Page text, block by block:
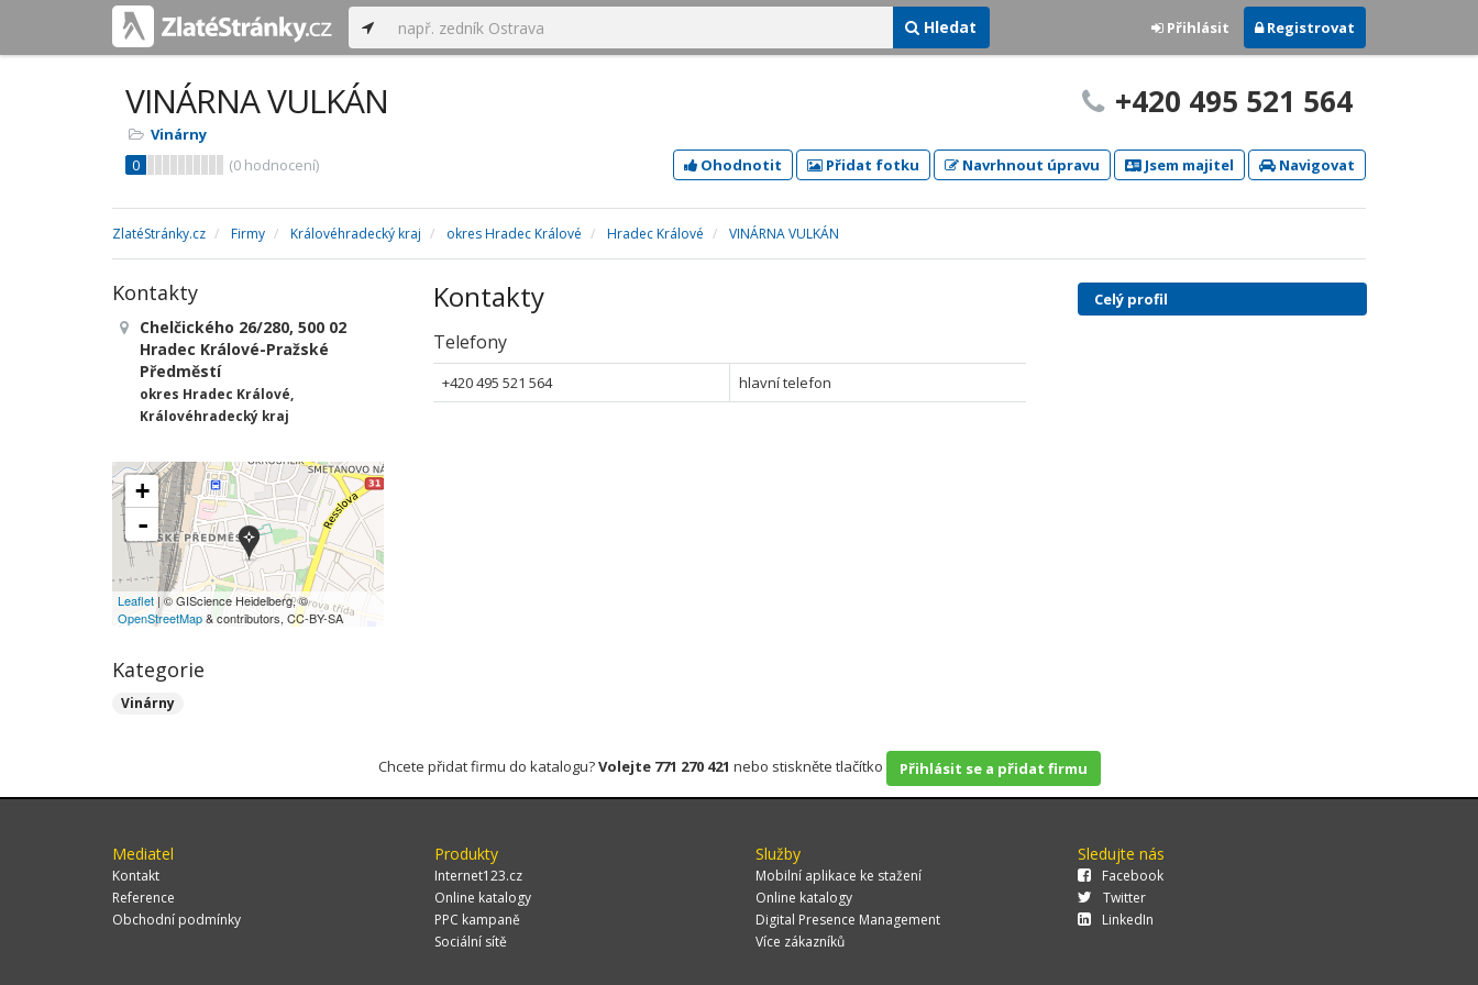
Hledat Přihlásit Registrovat
VINÁRNA VULKÁN
Vinárny
0
(0 hodnocení)
+420 495 521 564
Ohodnotit Přidat fotku Navrhnout úpravu Jsem majitel Navigovat
ZlatéStránky.cz Firmy Královéhradecký kraj okres Hradec Králové Hradec Králové VINÁRNA VULKÁN
Kontakty
Telefony
+420 495 521 564 hlavní telefon
Kontakty
Chelčického 26/280, 500 02
Hradec Králové-Pražské
Předměstí
okres Hradec Králové,
Královéhradecký kraj
+
-
Leaflet | © GIScience Heidelberg, ©
OpenStreetMap& contributors, CC-BY-SA
Kategorie
Vinárny
Celý profil
Chcete přidat firmu do katalogu?Volejte 771 270 421 nebo stiskněte tlačítko Přihlásit se a přidat firmu
Mediatel
Kontakt
Reference
Obchodní podmínky
Produkty
Internet123.cz
Online katalogy
PPC kampaně
Sociální sítě
Služby
Mobilní aplikace ke stažení
Online katalogy
Digital Presence Management
Více zákazníků
Sledujte nás
Facebook
Twitter
LinkedIn